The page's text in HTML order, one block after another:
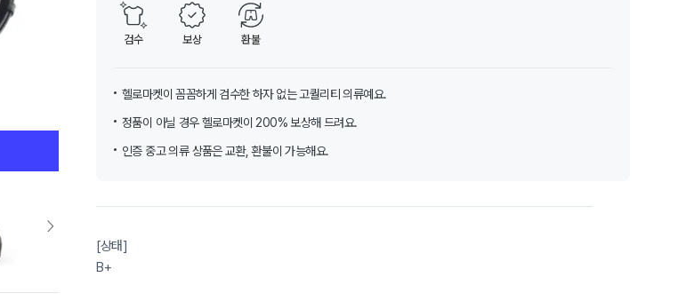
검수 보상 환불
헬로마켓이 꼼꼼하게 검수한 하자 없는 고퀄리티 의류예요.
정품이 아닐 경우 헬로마켓이 200% 보상해 드려요.
인증 중고 의류 상품은 교환, 환불이 가능해요.
[상태]
B+